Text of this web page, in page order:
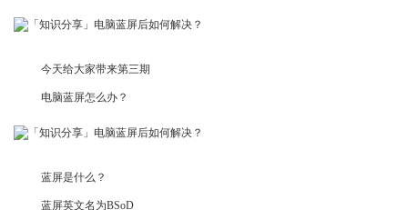
今天给大家带来第三期
电脑蓝屏怎么办？
蓝屏是什么？
蓝屏英文名为BSoD